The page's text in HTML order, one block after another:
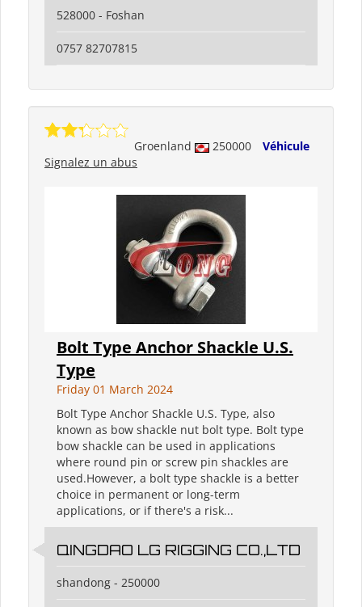
528000 - Foshan
0757 82707815
Groenland 250000
Véhicule
Signalez un abus
Bolt Type Anchor Shackle U.S.
Type
Friday 01 March 2024
Bolt Type Anchor Shackle U.S. Type, also
known as bow shackle nut bolt type. Bolt type
bow shackle can be used in applications
where round pin or screw pin shackles are
used.However, a bolt type shackle is a better
choice in permanent or long-term
applications, or if there's a risk...
QINGDAO LG RIGGING CO.,LTD
shandong - 250000